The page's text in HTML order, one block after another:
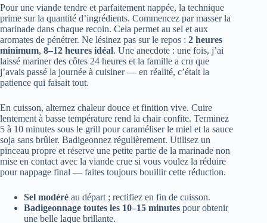
Pour une viande tendre et parfaitement nappée, la technique
prime sur la quantité d’ingrédients. Commencez par masser la
marinade dans chaque recoin. Cela permet au sel et aux
aromates de pénétrer. Ne lésinez pas sur le repos : 2 heures
minimum, 8–12 heures idéal. Une anecdote : une fois, j’ai
laissé mariner des côtes 24 heures et la famille a cru que
j’avais passé la journée à cuisiner — en réalité, c’était la
patience qui faisait tout.
En cuisson, alternez chaleur douce et finition vive. Cuire
lentement à basse température rend la chair confite. Terminez
5 à 10 minutes sous le grill pour caraméliser le miel et la sauce
soja sans brûler. Badigeonnez régulièrement. Utilisez un
pinceau propre et réserve une petite partie de la marinade non
mise en contact avec la viande crue si vous voulez la réduire
pour nappage final — faites toujours bouillir cette réduction.
Sel modéré au départ ; rectifiez en fin de cuisson.
Badigeonnage toutes les 10–15 minutes pour obtenir
une belle laque brillante.